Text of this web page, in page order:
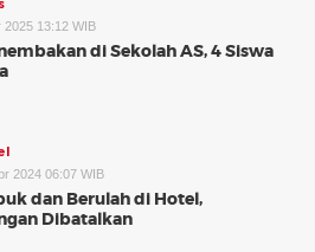
2025 13:12 WIB
di Sekolah AS, 4 Siswa
2024 06:07 WIB
dan Berulah di Hotel,
Dibatalkan